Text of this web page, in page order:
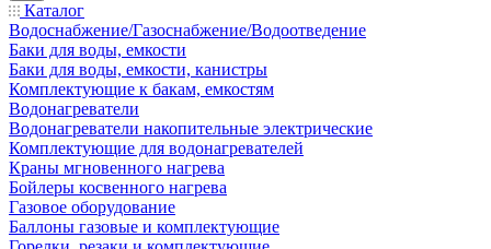
Каталог
Водоснабжение/Газоснабжение/Водоотведение
Баки для воды, емкости
Баки для воды, емкости, канистры
Комплектующие к бакам, емкостям
Водонагреватели
Водонагреватели накопительные электрические
Комплектующие для водонагревателей
Краны мгновенного нагрева
Бойлеры косвенного нагрева
Газовое оборудование
Баллоны газовые и комплектующие